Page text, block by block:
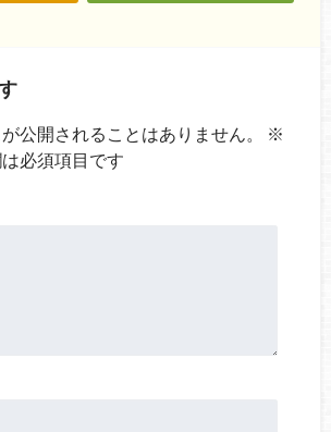
公開されることはありません。
※
必須項目です